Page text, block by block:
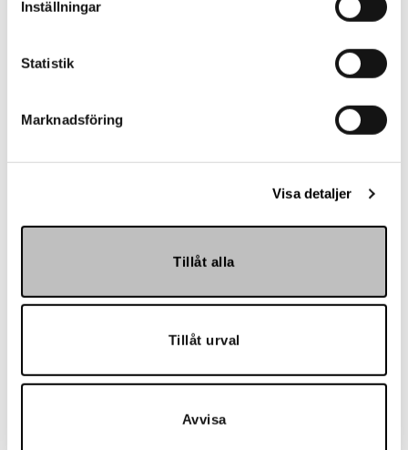
Inställningar
Statistik
Marknadsföring
Visa detaljer
Tillåt alla
Tillåt urval
Avvisa
Referenser
Landskrona BoIS